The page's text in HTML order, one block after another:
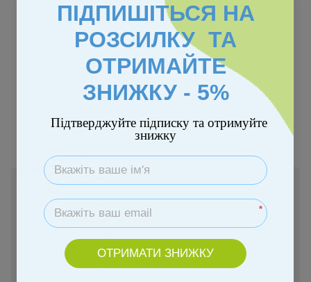
В наявності
8 280 грн
Купити
ПІДПИШІТЬСЯ НА
РОЗСИЛКУ ТА
ОТРИМАЙТЕ
ЗНИЖКУ - 5%
Підтверджуйте підписку та отримуйте
знижку
*
ОТРИМАТИ ЗНИЖКУ